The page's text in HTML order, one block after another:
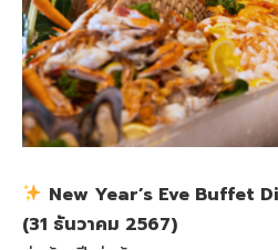
New Year’s Eve Buffet
(31 ธันวาคม 2567)